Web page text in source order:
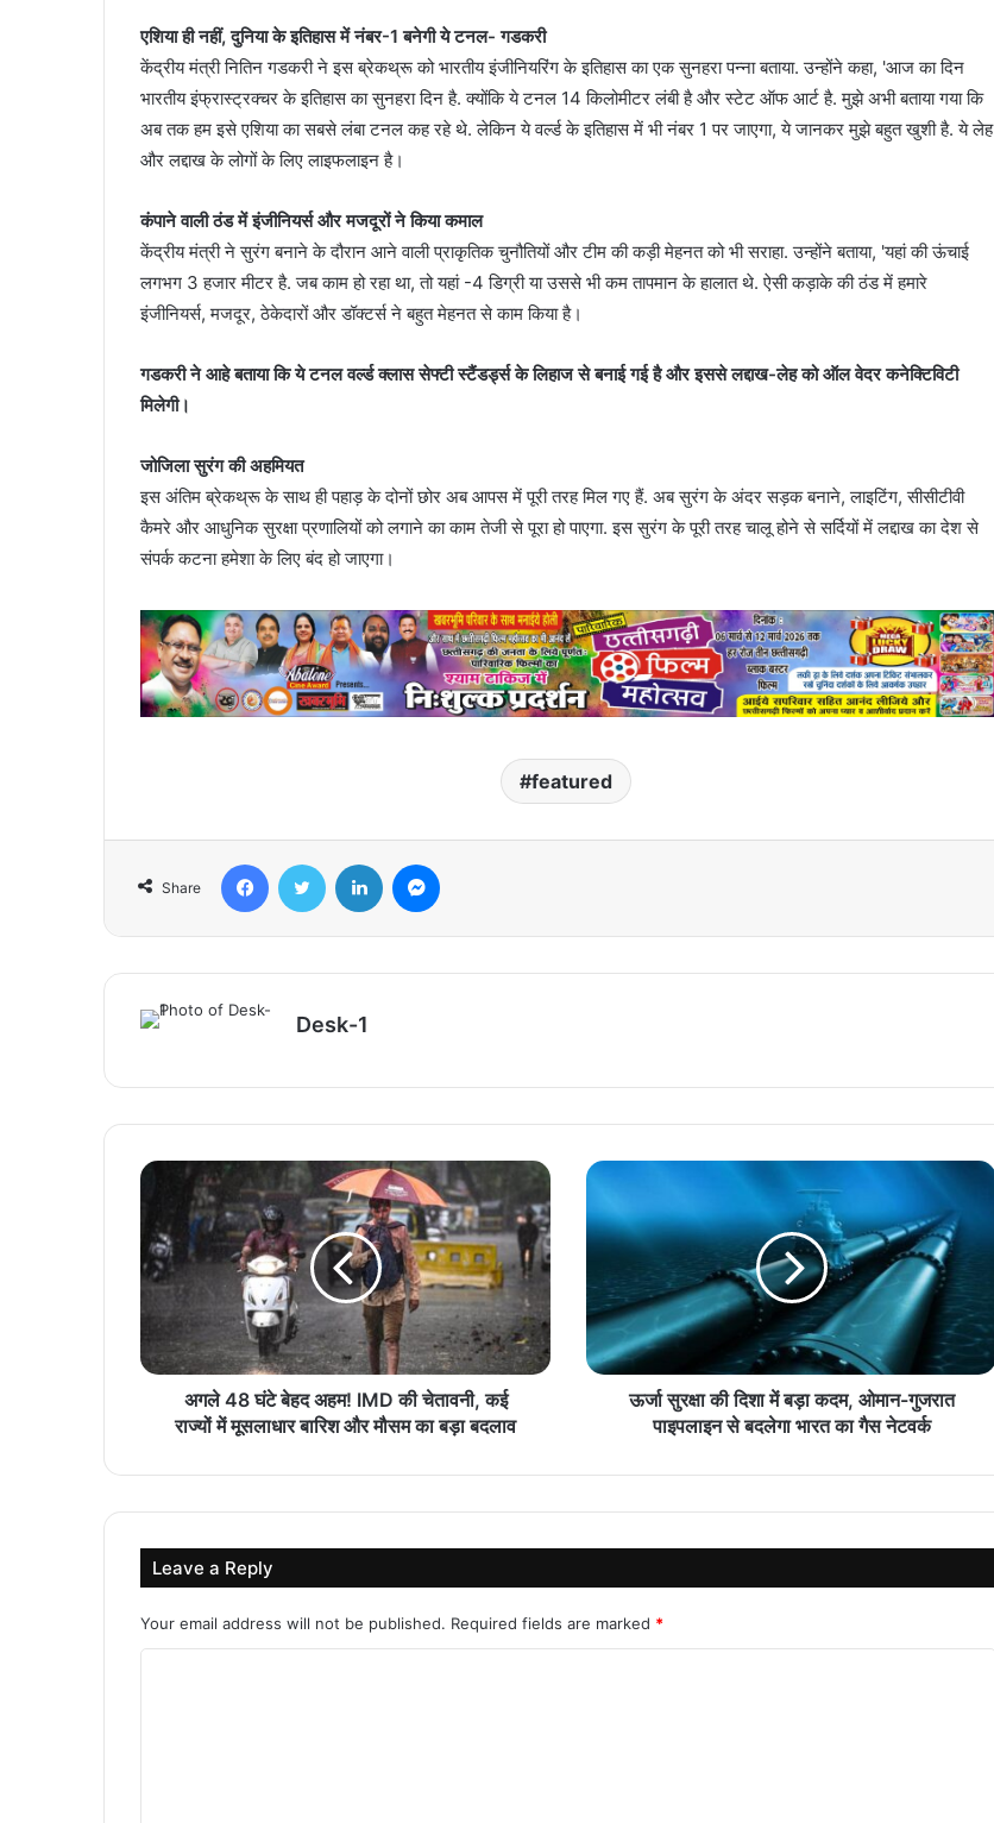
एशिया ही नहीं, दुनिया के इतिहास में नंबर-1 बनेगी ये टनल- गडकरी
केंद्रीय मंत्री नितिन गडकरी ने इस ब्रेकथ्रू को भारतीय इंजीनियरिंग के इतिहास का एक सुनहरा पन्ना बताया. उन्होंने कहा, 'आज का दिन
भारतीय इंफ्रास्ट्रक्चर के इतिहास का सुनहरा दिन है. क्योंकि ये टनल 14 किलोमीटर लंबी है और स्टेट ऑफ आर्ट है. मुझे अभी बताया गया कि
अब तक हम इसे एशिया का सबसे लंबा टनल कह रहे थे. लेकिन ये वर्ल्ड के इतिहास में भी नंबर 1 पर जाएगा, ये जानकर मुझे बहुत खुशी है. ये लेह
और लद्दाख के लोगों के लिए लाइफलाइन है।
कंपाने वाली ठंड में इंजीनियर्स और मजदूरों ने किया कमाल
केंद्रीय मंत्री ने सुरंग बनाने के दौरान आने वाली प्राकृतिक चुनौतियों और टीम की कड़ी मेहनत को भी सराहा. उन्होंने बताया, 'यहां की ऊंचाई
लगभग 3 हजार मीटर है. जब काम हो रहा था, तो यहां -4 डिग्री या उससे भी कम तापमान के हालात थे. ऐसी कड़ाके की ठंड में हमारे
इंजीनियर्स, मजदूर, ठेकेदारों और डॉक्टर्स ने बहुत मेहनत से काम किया है।
गडकरी ने आहे बताया कि ये टनल वर्ल्ड क्लास सेफ्टी स्टैंडर्ड्स के लिहाज से बनाई गई है और इससे लद्दाख-लेह को ऑल वेदर कनेक्टिविटी
मिलेगी।
जोजिला सुरंग की अहमियत
इस अंतिम ब्रेकथ्रू के साथ ही पहाड़ के दोनों छोर अब आपस में पूरी तरह मिल गए हैं. अब सुरंग के अंदर सड़क बनाने, लाइटिंग, सीसीटीवी
कैमरे और आधुनिक सुरक्षा प्रणालियों को लगाने का काम तेजी से पूरा हो पाएगा. इस सुरंग के पूरी तरह चालू होने से सर्दियों में लद्दाख का देश से
संपर्क कटना हमेशा के लिए बंद हो जाएगा।
featured
Share
Desk-1
अगले 48 घंटे बेहद अहम! IMD की चेतावनी, कई
राज्यों में मूसलाधार बारिश और मौसम का बड़ा बदलाव
ऊर्जा सुरक्षा की दिशा में बड़ा कदम, ओमान-गुजरात
पाइपलाइन से बदलेगा भारत का गैस नेटवर्क
Leave a Reply
Your email address will not be published. Required fields are marked *